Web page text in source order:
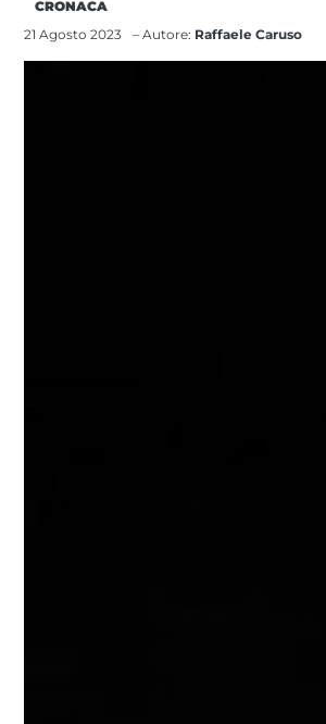
CRONACA
21 Agosto 2023
– Autore: Raffaele Caruso